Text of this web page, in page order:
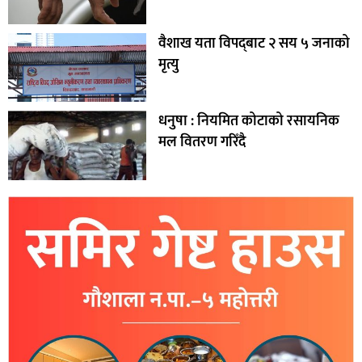
वैशाख यता विपद्‌बाट २ सय ५ जनाको
मृत्यु
धनुषा : नियमित कोटाको रसायनिक
मल वितरण गरिँदै